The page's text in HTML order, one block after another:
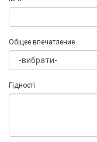
Общее впечатление
Гідності